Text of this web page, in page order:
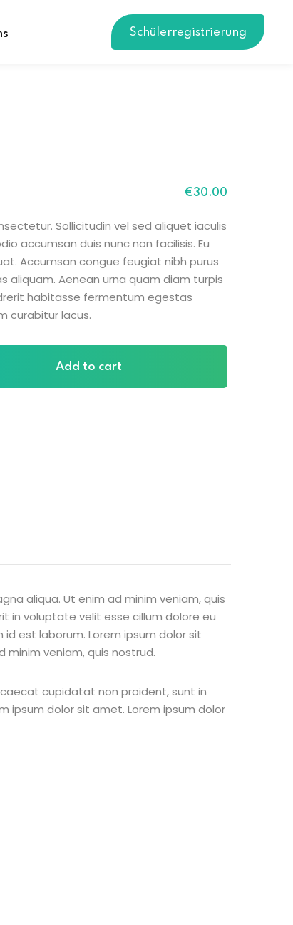
Schülerregistrierung
€30.00
Sollicitudin vel sed aliquet iaculis
accumsan duis nunc non facilisis. Eu
Accumsan congue feugiat nibh purus
Aenean urna quam diam turpis
habitasse fermentum egestas
curabitur lacus.
Add to cart
aliqua. Ut enim ad minim veniam, quis
in voluptate velit esse cillum dolore eu
est laborum. Lorem ipsum dolor sit
veniam, quis nostrud.
cupidatat non proident, sunt in
ipsum dolor sit amet. Lorem ipsum dolor